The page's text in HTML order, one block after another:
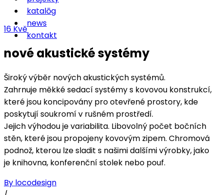
katalōg
news
kontakt
16 Kvě
nové akustické systémy
Široký výběr nových akustických systémů.
Zahrnuje měkké sedací systémy s kovovou konstrukcí,
které jsou koncipovány pro otevřené prostory, kde
poskytují soukromí v rušném prostředí.
Jejich výhodou je variabilita. Libovolný počet bočních
stěn, které jsou propojeny kovovým zipem. Chromová
podnož, kterou lze sladit s našimi dalšími výrobky, jako
je knihovna, konferenční stolek nebo pouf.
By locodesign